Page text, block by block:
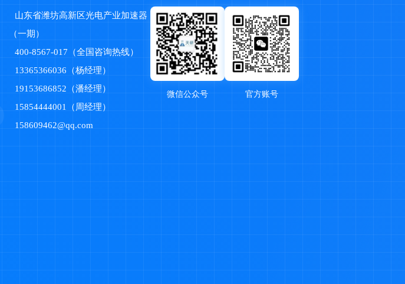
山东省潍坊高新区光电产业加速器
（一期）
400-8567-017（全国咨询热线）
13365366036（杨经理）
19153686852（潘经理）
15854444001（周经理）
158609462@qq.com
微信公众号 官方账号